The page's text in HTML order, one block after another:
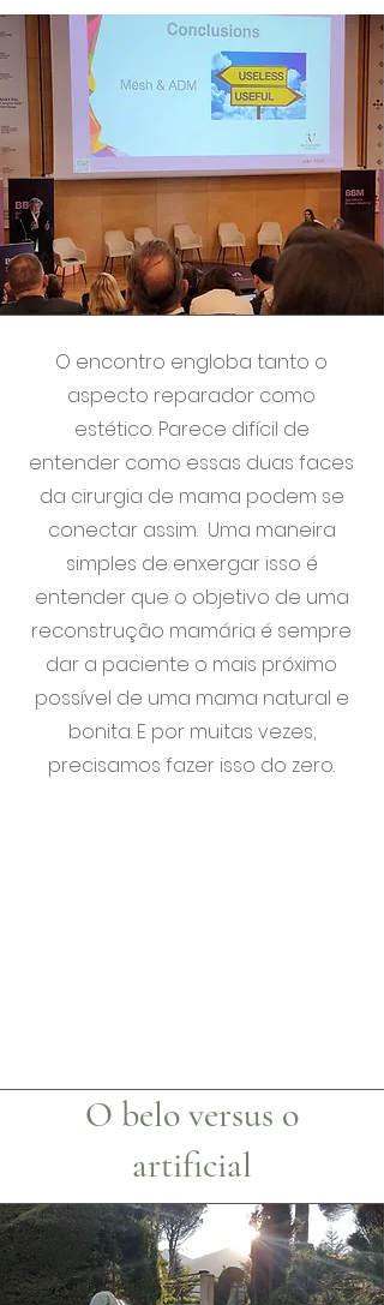
O encontro engloba tanto o
aspecto reparador como
estético. Parece difícil de
entender como essas duas faces
da cirurgia de mama podem se
conectar assim. Uma maneira
simples de enxergar isso é
entender que o objetivo de uma
reconstrução mamária é sempre
dar a paciente o mais próximo
possível de uma mama natural e
bonita. E por muitas vezes,
precisamos fazer isso do zero.
O belo versus o
artificial